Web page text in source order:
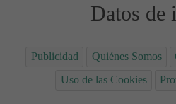
Datos de
Publicidad Quiénes Somos
Uso de las Cookies